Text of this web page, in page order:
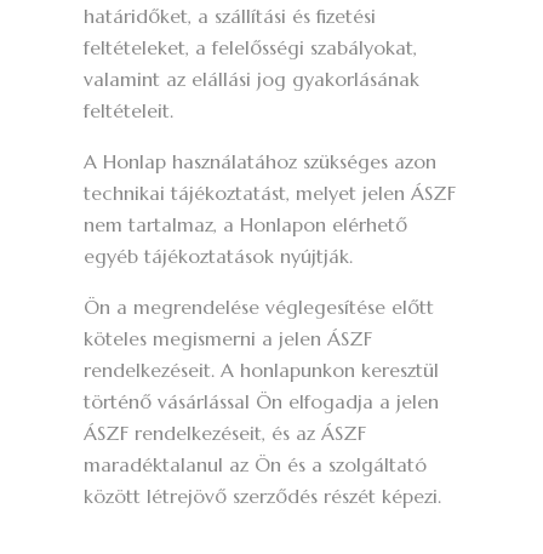
határidőket, a szállítási és fizetési
feltételeket, a felelősségi szabályokat,
valamint az elállási jog gyakorlásának
feltételeit.
A Honlap használatához szükséges azon
technikai tájékoztatást, melyet jelen ÁSZF
nem tartalmaz, a Honlapon elérhető
egyéb tájékoztatások nyújtják.
Ön a megrendelése véglegesítése előtt
köteles megismerni a jelen ÁSZF
rendelkezéseit. A honlapunkon keresztül
történő vásárlással Ön elfogadja a jelen
ÁSZF rendelkezéseit, és az ÁSZF
maradéktalanul az Ön és a szolgáltató
között létrejövő szerződés részét képezi.